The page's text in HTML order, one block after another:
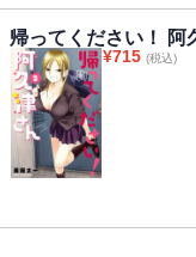
帰ってください！ 阿
¥715 (税込)